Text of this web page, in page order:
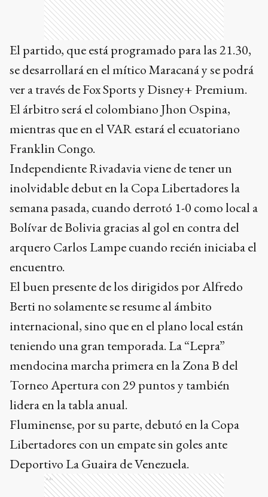
El partido, que está programado para las 21.30,
se desarrollará en el mítico Maracaná y se podrá
ver a través de Fox Sports y Disney+ Premium.
El árbitro será el colombiano Jhon Ospina,
mientras que en el VAR estará el ecuatoriano
Franklin Congo.
Independiente Rivadavia viene de tener un
inolvidable debut en la Copa Libertadores la
semana pasada, cuando derrotó 1-0 como local a
Bolívar de Bolivia gracias al gol en contra del
arquero Carlos Lampe cuando recién iniciaba el
encuentro.
El buen presente de los dirigidos por Alfredo
Berti no solamente se resume al ámbito
internacional, sino que en el plano local están
teniendo una gran temporada. La “Lepra”
mendocina marcha primera en la Zona B del
Torneo Apertura con 29 puntos y también
lidera en la tabla anual.
Fluminense, por su parte, debutó en la Copa
Libertadores con un empate sin goles ante
Deportivo La Guaira de Venezuela.
Ads